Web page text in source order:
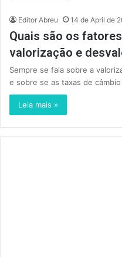
Editor Abreu 14 de April de
Quais são os
valorização e
Sempre se fala sobre a
e sobre se as taxas de
Leia mais »